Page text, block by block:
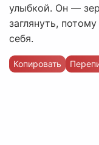
улыбкой. Он —
заглянуть,
себя.
Копировать